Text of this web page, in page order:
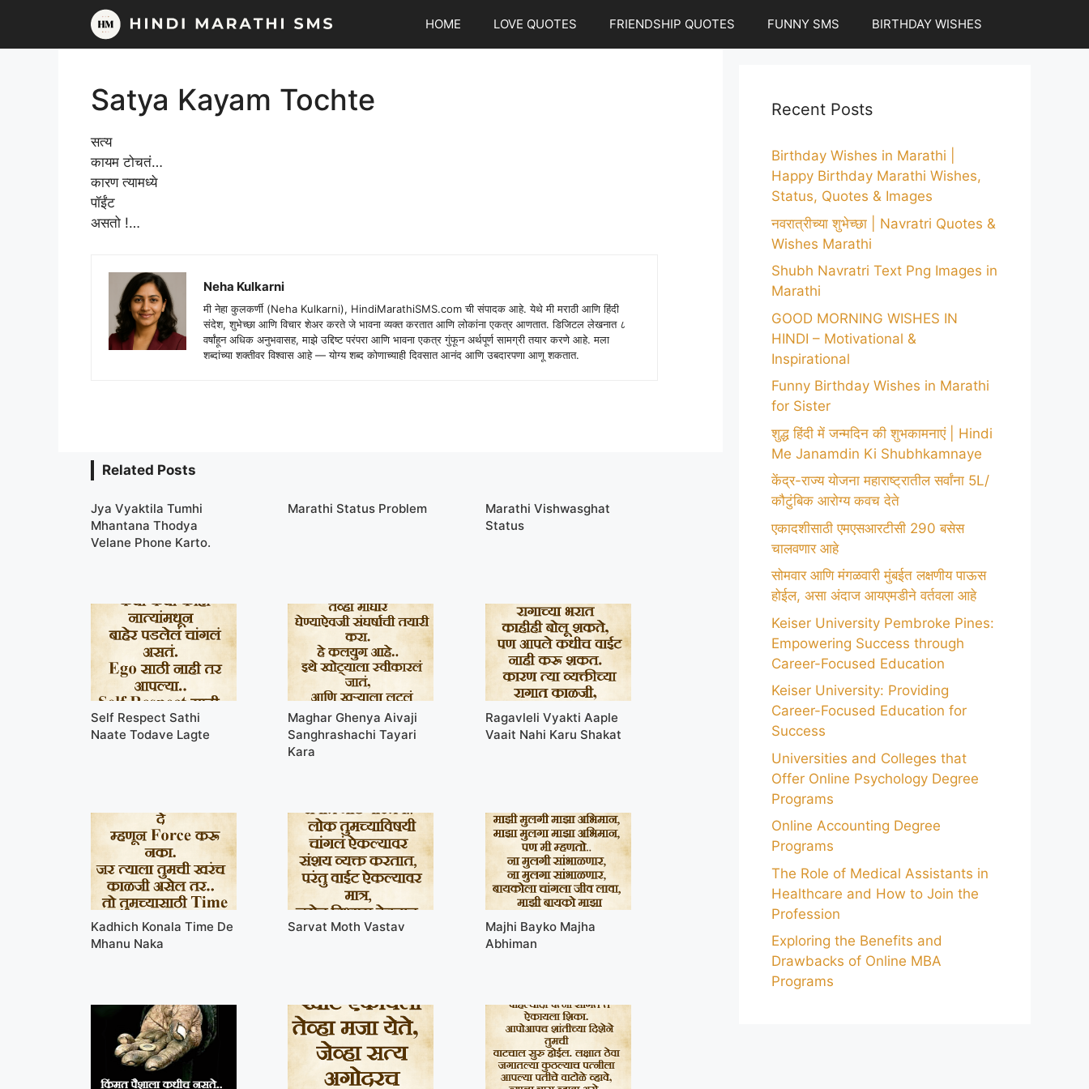
content
HOME LOVE QUOTES FRIENDSHIP QUOTES FUNNY SMS BIRTHDAY WISHES
Satya Kayam Tochte
सत्य
कायम टोचतं…
कारण त्यामध्ये
पॉईंट
असतो !…
Neha Kulkarni
मी नेहा कुलकर्णी (Neha Kulkarni), HindiMarathiSMS.com ची संपादक आहे. येथे मी मराठी आणि हिंदी
संदेश, शुभेच्छा आणि विचार शेअर करते जे भावना व्यक्त करतात आणि लोकांना एकत्र आणतात. डिजिटल लेखनात ८
वर्षांहून अधिक अनुभवासह, माझे उद्दिष्ट परंपरा आणि भावना एकत्र गुंफून अर्थपूर्ण सामग्री तयार करणे आहे. मला
शब्दांच्या शक्तीवर विश्वास आहे — योग्य शब्द कोणाच्याही दिवसात आनंद आणि उबदारपणा आणू शकतात.
Related Posts
Jya Vyaktila Tumhi
Mhantana Thodya
Velane Phone Karto.
Marathi Status Problem
Marathi Vishwasghat
Status
Self Respect Sathi
Naate Todave Lagte
Maghar Ghenya Aivaji
Sanghrashachi Tayari
Kara
Ragavleli Vyakti Aaple
Vaait Nahi Karu Shakat
Kadhich Konala Time De
Mhanu Naka
Sarvat Moth Vastav
Majhi Bayko Majha
Abhiman
Recent Posts
Birthday Wishes in Marathi |
Happy Birthday Marathi Wishes,
Status, Quotes & Images
नवरात्रीच्या शुभेच्छा | Navratri Quotes &
Wishes Marathi
Shubh Navratri Text Png Images in
Marathi
GOOD MORNING WISHES IN
HINDI – Motivational &
Inspirational
Funny Birthday Wishes in Marathi
for Sister
शुद्ध हिंदी में जन्मदिन की शुभकामनाएं | Hindi
Me Janamdin Ki Shubhkamnaye
केंद्र-राज्य योजना महाराष्ट्रातील सर्वांना 5L/
कौटुंबिक आरोग्य कवच देते
एकादशीसाठी एमएसआरटीसी 290 बसेस
चालवणार आहे
सोमवार आणि मंगळवारी मुंबईत लक्षणीय पाऊस
होईल, असा अंदाज आयएमडीने वर्तवला आहे
Keiser University Pembroke Pines:
Empowering Success through
Career-Focused Education
Keiser University: Providing
Career-Focused Education for
Success
Universities and Colleges that
Offer Online Psychology Degree
Programs
Online Accounting Degree
Programs
The Role of Medical Assistants in
Healthcare and How to Join the
Profession
Exploring the Benefits and
Drawbacks of Online MBA
Programs